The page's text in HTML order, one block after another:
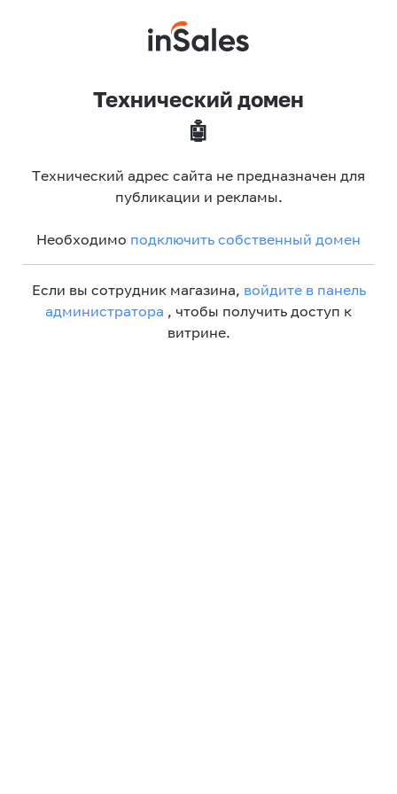
Технический домен
🤖
Технический адрес сайта не предназначен для
публикации и рекламы.
Необходимо подключить собственный домен
Если вы сотрудник магазина, войдите в панель
администратора , чтобы получить доступ к
витрине.